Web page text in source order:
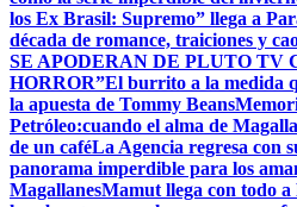
los Ex Brasil: Supremo” llega a
década de romance, traiciones y
SE APODERAN DE PLUTO TV
HORROR”El burrito a la medida
la apuesta de Tommy Beans
Petróleo:cuando el alma de
de un caféLa Agencia regresa con
panorama imperdible para los
MagallanesMamut llega con todo